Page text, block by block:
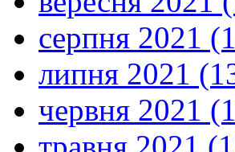
серпня 2021
липня 2021
червня 2021